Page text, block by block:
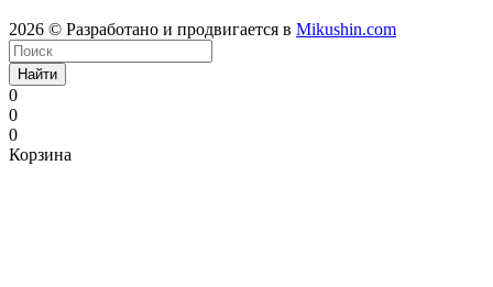
2026 © Разработано и продвигается в Mikushin.com
Найти
0
0
0
Корзина